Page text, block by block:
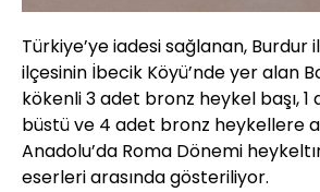
Türkiye’ye iadesi sağlanan, Burdur
ilçesinin İbecik Köyü’nde yer alan
kökenli 3 adet bronz heykel başı, 1
büstü ve 4 adet bronz heykellere
Anadolu’da Roma Dönemi
eserleri arasında gösteriliyor.